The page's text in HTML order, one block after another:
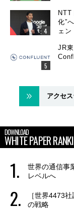
NTT
化”
ェン
JR
アクセ
DOWNLOAD
WHITE PAPER
世界の通信事
レベルへ
［世界4473
の戦略